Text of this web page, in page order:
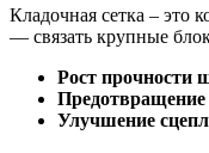
Кладочная сетка – это
— связать крупные
Рост прочности
Улучшение